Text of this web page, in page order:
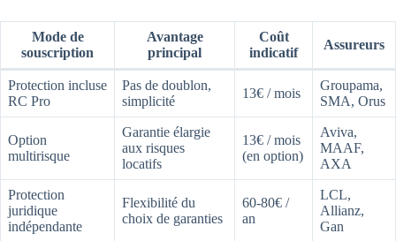
Mode de
souscription
Avantage
principal
Coût
indicatif
Assureurs
Protection incluse
RC Pro
Pas de doublon,
simplicité
13€ / mois
Groupama,
SMA, Orus
Option
multirisque
Garantie élargie
aux risques
locatifs
13€ / mois
(en option)
Aviva,
MAAF,
AXA
Protection
juridique
indépendante
Flexibilité du
choix de garanties
60-80€ /
an
LCL,
Allianz,
Gan